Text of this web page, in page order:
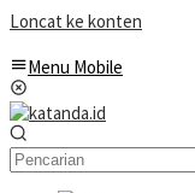
Loncat ke konten
Menu Mobile